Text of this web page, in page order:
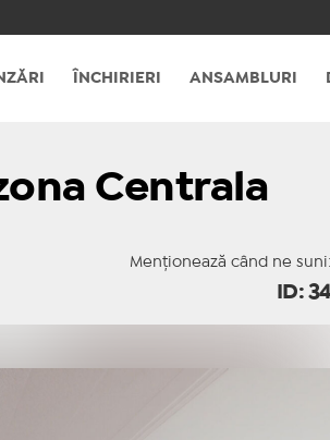
ÎNCHIRIERI ANSAMBLURI
Centrala
Menționează când ne suni:
ID: